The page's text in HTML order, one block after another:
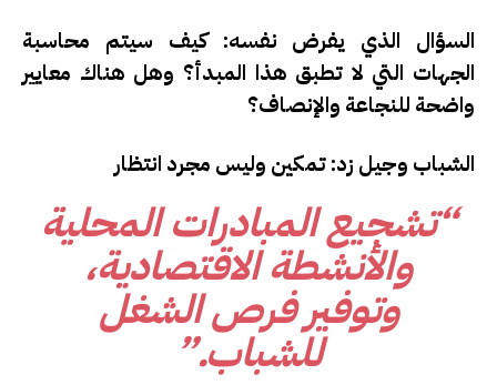
السؤال الذي يفرض نفسه: كيف سيتم محاسبة
الجهات التي لا تطبق هذا المبدأ؟ وهل هناك معايير
واضحة للنجاعة والإنصاف؟
الشباب وجيل زد: تمكين وليس مجرد انتظار
“تشجيع المبادرات المحلية
والأنشطة الاقتصادية،
وتوفير فرص الشغل
للشباب.”